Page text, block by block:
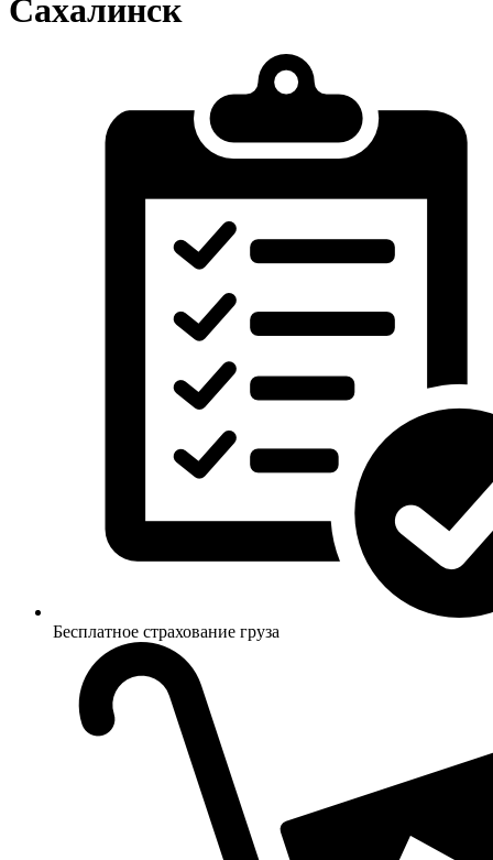
Сахалинск
Бесплатное страхование груза